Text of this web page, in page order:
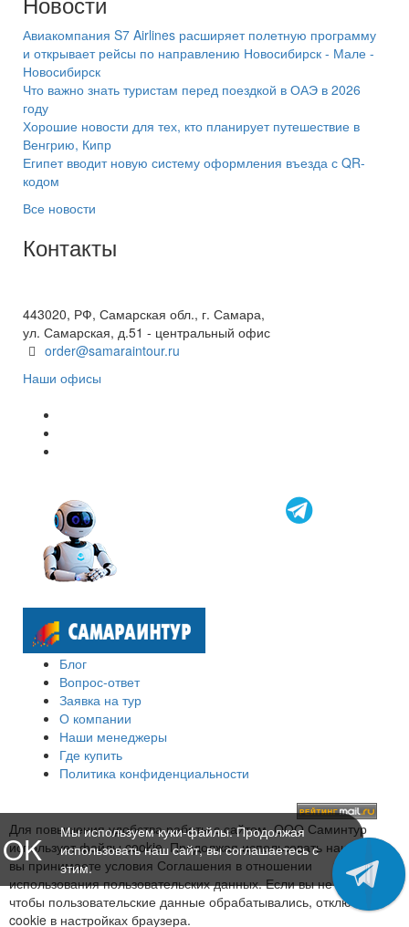
Авиакомпания S7 Airlines расширяет полетную программу
и открывает рейсы по направлению Новосибирск - Мале -
Новосибирск
Что важно знать туристам перед поездкой в ОАЭ в 2026
году
Хорошие новости для тех, кто планирует путешествие в
Венгрию, Кипр
Египет вводит новую систему оформления въезда с QR-
кодом
Все новости
Контакты
443020, РФ, Самарская обл., г. Самара,
ул. Самарская, д.51 - центральный офис
order@samaraintour.ru
Наши офисы
Блог
Вопрос-ответ
Заявка на тур
О компании
Наши менеджеры
Где купить
Политика конфиденциальности
Для повышения удобства работы с сайтом, ООО Саминтур
использует файлы cookie. Продолжая использовать наш сайт,
вы принимаете условия Соглашения в отношении
использования пользовательских данных. Если вы не хотите,
чтобы пользовательские данные обрабатывались, отключите
cookie в настройках браузера.
OK
Мы используем куки-файлы. Продолжая
использовать наш сайт, вы соглашаетесь с
этим.